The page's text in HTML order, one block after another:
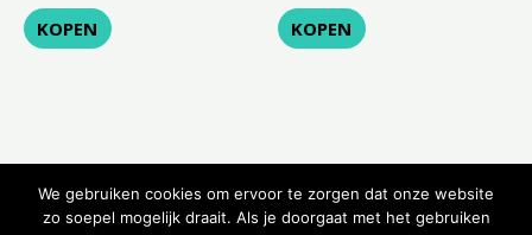
KOPEN KOPEN
We gebruiken cookies om ervoor te zorgen dat onze website
zo soepel mogelijk draait. Als je doorgaat met het gebruiken